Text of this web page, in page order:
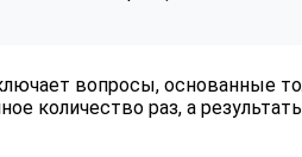
вопросы, основанные
количество раз, а